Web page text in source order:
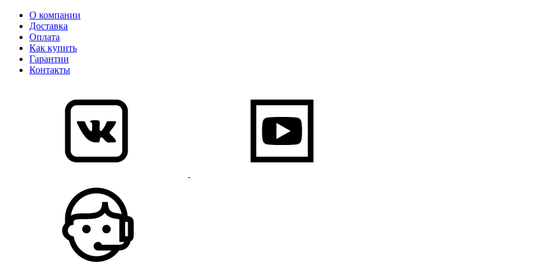
О компании
Доставка
Оплата
Как купить
Гарантии
Контакты